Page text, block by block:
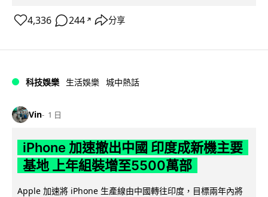
4,336 244 ↗ 分享
科技娛樂 生活娛樂 城中熱話
Vin 1 日
iPhone 加速撤出中國 印度成新機主要
基地 上年組裝增至5500萬部
Apple 加速將 iPhone 生產線由中國轉往印度，目標兩年內將